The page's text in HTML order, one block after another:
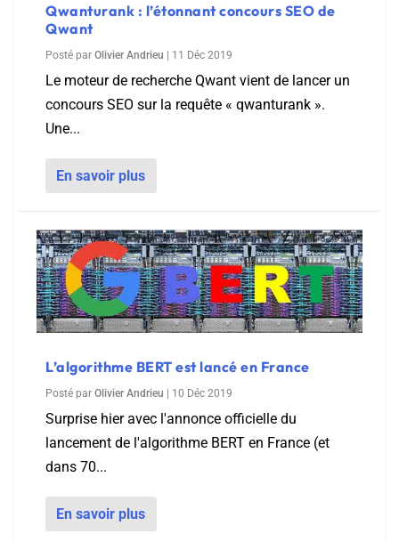
Qwanturank : l’étonnant concours SEO de
Qwant
Posté par Olivier Andrieu | 11 Déc 2019
Le moteur de recherche Qwant vient de lancer un
concours SEO sur la requête « qwanturank ».
Une...
En savoir plus
L’algorithme BERT est lancé en France
Posté par Olivier Andrieu 10 Déc 2019
Surprise hier avec l'annonce officielle du
lancement de l'algorithme BERT en France (et
dans 70...
En savoir plus